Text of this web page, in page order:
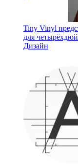
Tiny Vinyl
для
Дизайн